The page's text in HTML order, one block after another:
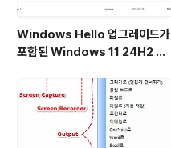
Windows Hello 업그레이드가
포함된 Windows 11 24H2 및